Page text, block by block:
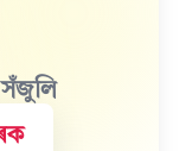
সঁজুলি